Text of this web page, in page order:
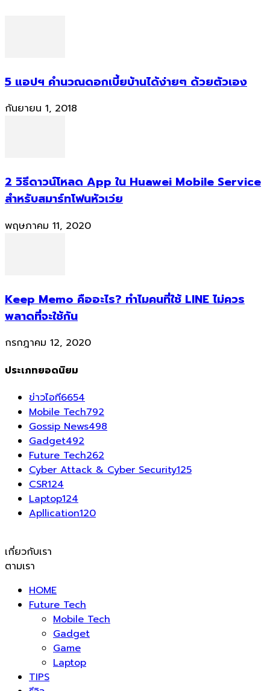
5 แอปฯ คำนวณดอกเบี้ยบ้านได้ง่ายๆ ด้วยตัวเอง
กันยายน 1, 2018
2 วิธีดาวน์โหลด App ใน Huawei Mobile Service
สำหรับสมาร์ทโฟนหัวเว่ย
พฤษภาคม 11, 2020
Keep Memo คืออะไร? ทำไมคนที่ใช้ LINE ไม่ควร
พลาดที่จะใช้กัน
กรกฎาคม 12, 2020
ประเภทยอดนิยม
ข่าวไอที6654
Mobile Tech792
Gossip News498
Gadget492
Future Tech262
Cyber Attack & Cyber Security125
CSR124
Laptop124
Apllication120
เกี่ยวกับเรา
ตามเรา
HOME
Future Tech
Mobile Tech
Gadget
Game
Laptop
TIPS